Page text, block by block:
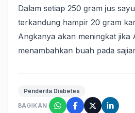
Dalam setiap 250 gram jus
terkandung hampir 20 gram
Angkanya akan meningkat jika
menambahkan buah pada
Penderita Diabetes
BAGIKAN